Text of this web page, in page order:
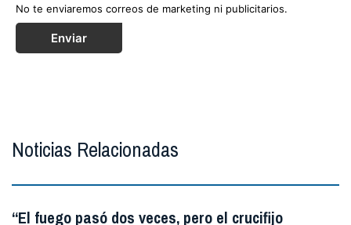
No te enviaremos correos de marketing ni publicitarios.
Enviar
Noticias Relacionadas
“El fuego pasó dos veces, pero el crucifijo